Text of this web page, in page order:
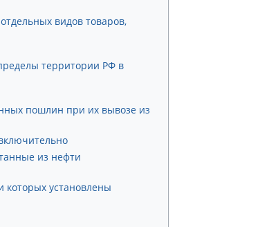
видов товаров,
территории РФ в
пошлин при их вывозе из
из нефти
которых установлены